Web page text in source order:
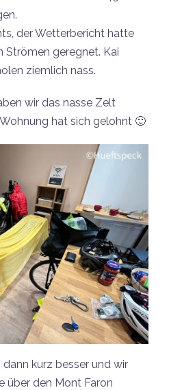
der Wetterbericht hatte
Strömen geregnet. Kai
ziemlich nass.
wir das nasse Zelt
hat sich gelohnt 🙂
kurz besser und wir
über den Mont Faron